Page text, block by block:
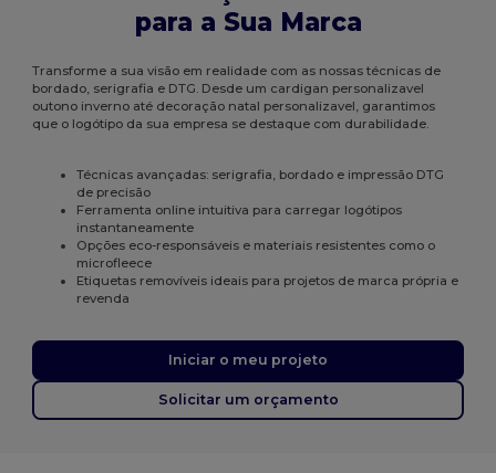
para a Sua Marca
Transforme a sua visão em realidade com as nossas técnicas de
bordado, serigrafia e DTG. Desde um cardigan personalizavel
outono inverno até decoração natal personalizavel, garantimos
que o logótipo da sua empresa se destaque com durabilidade.
Técnicas avançadas: serigrafia, bordado e impressão DTG
de precisão
Ferramenta online intuitiva para carregar logótipos
instantaneamente
Opções eco-responsáveis e materiais resistentes como o
microfleece
Etiquetas removíveis ideais para projetos de marca própria e
revenda
Iniciar o meu projeto
Solicitar um orçamento